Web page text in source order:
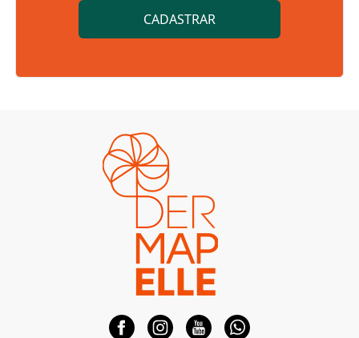
CADASTRAR